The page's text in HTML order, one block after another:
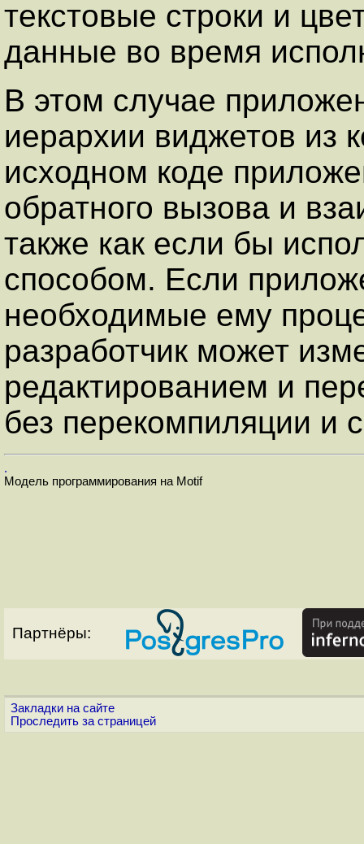
текстовые строки и
данные во время
В этом случае
иерархии виджетов из
исходном коде
обратного вызова и
также как если бы
способом. Если
необходимые ему
разработчик может
редактированием и
без перекомпиляции и
.
Модель программирования на Motif
Партнёры:
Закладки на сайте
Проследить за страницей